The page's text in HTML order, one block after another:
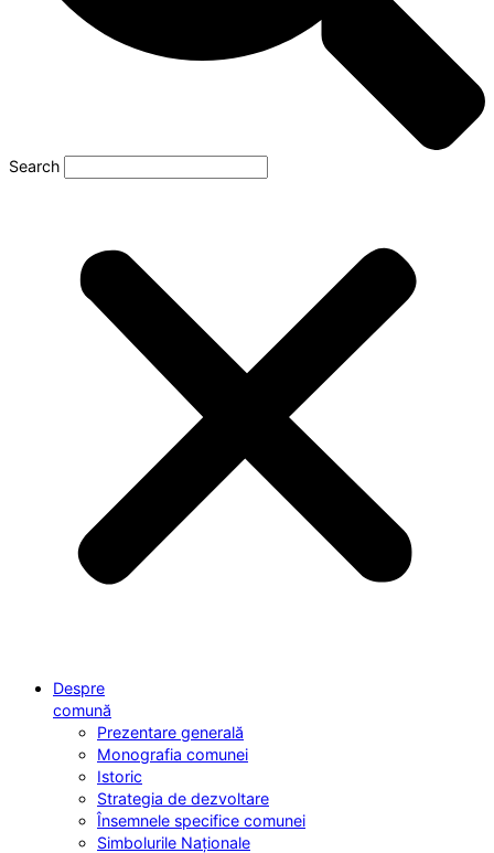
Search
Despre
comună
Prezentare generală
Monografia comunei
Istoric
Strategia de dezvoltare
Însemnele specifice comunei
Simbolurile Naționale